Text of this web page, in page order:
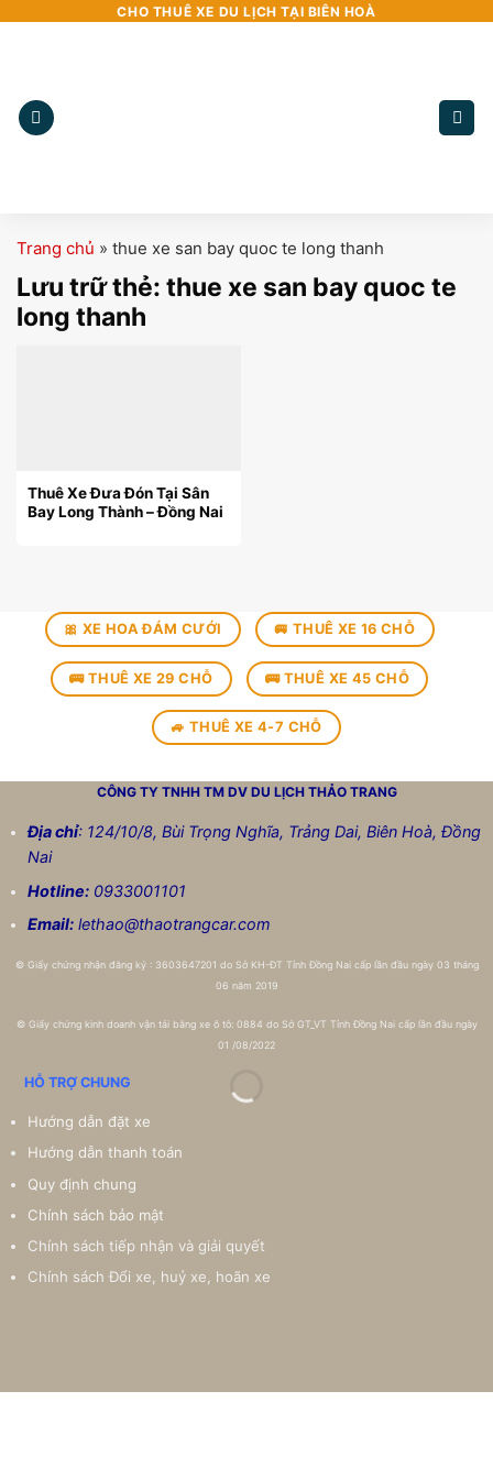
dung
CHO THUÊ XE DU LỊCH TẠI BIÊN HOÀ
Trang chủ » thue xe san bay quoc te long thanh
Lưu trữ thẻ: thue xe san bay quoc te
long thanh
Thuê Xe Đưa Đón Tại Sân
Bay Long Thành – Đồng Nai
🎀 XE HOA ĐÁM CƯỚI 🚐 THUÊ XE 16 CHỖ
🚌 THUÊ XE 29 CHỖ 🚌 THUÊ XE 45 CHỖ
🚙 THUÊ XE 4-7 CHỖ
CÔNG TY TNHH TM DV DU LỊCH THẢO TRANG
Địa chỉ: 124/10/8, Bùi Trọng Nghĩa, Trảng Dai, Biên Hoà, Đồng
Nai
Hotline: 0933001101
Email: lethao@thaotrangcar.com
©Giấy chứng nhận đăng ký : 3603647201 do Sở KH-ĐT Tỉnh Đồng Nai cấp lần đầu ngày 03 tháng
06 năm 2019
©Giấy chứng kinh doanh vận tải bằng xe ô tô: 0884 do Sở GT_VT Tỉnh Đồng Nai cấp lần đầu ngày
01 /08/2022
HỖ TRỢ CHUNG
Hướng dẫn đặt xe
Hướng dẫn thanh toán
Quy định chung
Chính sách bảo mật
Chính sách tiếp nhận và giải quyết
Chính sách Đổi xe, huỷ xe, hoãn xe